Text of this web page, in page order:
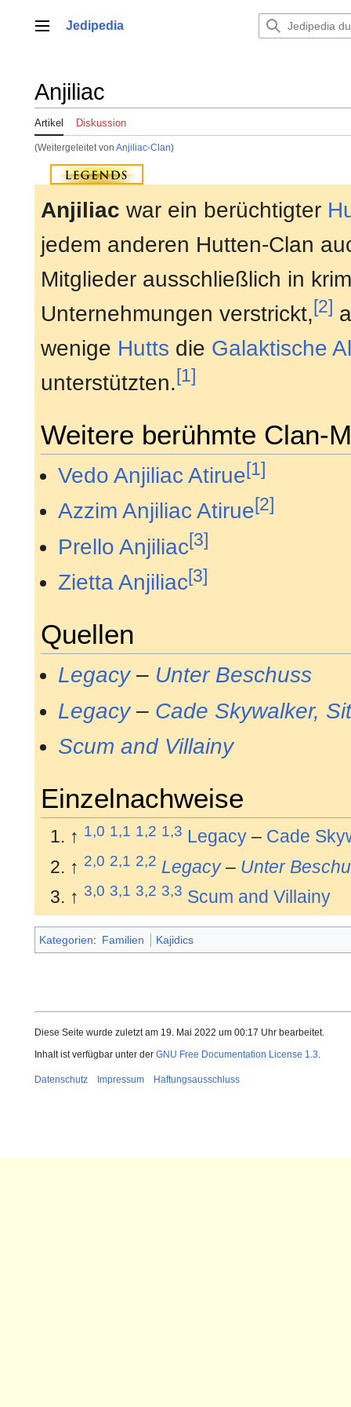
springenHauptmenü
Jedipedia
Anjiliac
Artikel Diskussion
(Weitergeleitet von Anjiliac-Clan)
Anjiliac war ein berüchtigter
jedem anderen Hutten-Clan
Mitglieder ausschließlich in
Unternehmungen verstrickt,[2]
wenige Hutts die Galaktische
unterstützten.[1]
Weitere berühmte Clan-
Vedo Anjiliac Atirue[1]
Azzim Anjiliac Atirue[2]
Prello Anjiliac[3]
Zietta Anjiliac[3]
Quellen
Legacy– Unter Beschuss
Legacy– Cade Skywalker,
Scum and Villainy
Einzelnachweise
↑ 1,0 1,1 1,2 1,3 Legacy – Cade
↑ 2,0 2,1 2,2 Legacy– Unter
↑3,0 3,1 3,2 3,3 Scum and Villainy
Kategorien: Familien Kajidics
Diese Seite wurde zuletzt am 19. Mai 2022 um 00:17 Uhr bearbeitet.
Inhalt ist verfügbar unter der GNU Free Documentation License 1.3.
Datenschutz Impressum Haftungsausschluss